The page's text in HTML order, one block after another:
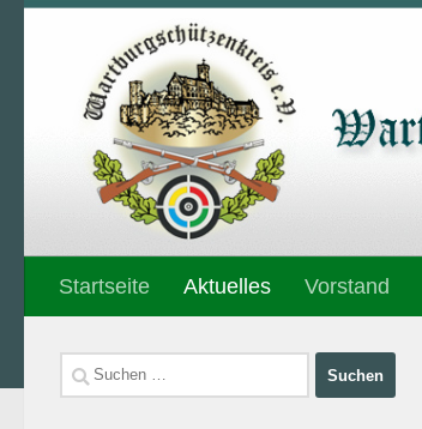
Unter dem Inhalt
Startseite Aktuelles Vorstand
Suchen
nach: